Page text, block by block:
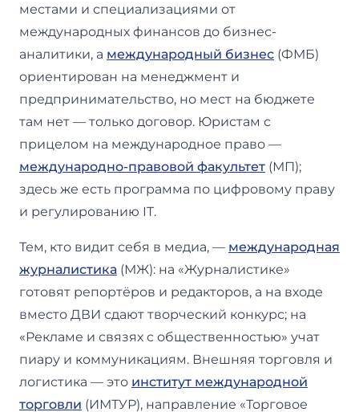
местами и специализациями от
международных финансов до бизнес-
аналитики, а международный бизнес (ФМБ)
ориентирован на менеджмент и
предпринимательство, но мест на бюджете
там нет — только договор. Юристам с
прицелом на международное право —
международно-правовой факультет (МП);
здесь же есть программа по цифровому праву
и регулированию IT.
Тем, кто видит себя в медиа, — международная
журналистика (МЖ): на «Журналистике»
готовят репортёров и редакторов, а на входе
вместо ДВИ сдают творческий конкурс; на
«Рекламе и связях с общественностью» учат
пиару и коммуникациям. Внешняя торговля и
логистика — это институт международной
торговли (ИМТУР), направление «Торговое